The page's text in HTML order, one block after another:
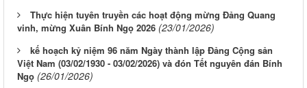
Thực hiện tuyên truyền các hoạt động mừng Đảng Quang
vinh, mừng Xuân Bính Ngọ 2026 (23/01/2026)
kế hoạch kỷ niệm 96 năm Ngày thành lập Đảng Cộng sản
Việt Nam (03/02/1930 - 03/02/2026) và đón Tết nguyên đán Bính
Ngọ (26/01/2026)